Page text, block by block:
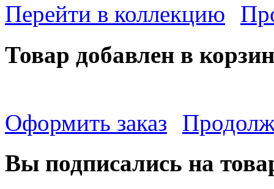
Перейти в коллекцию
Товар добавлен в
Оформить заказ
Вы подписались на